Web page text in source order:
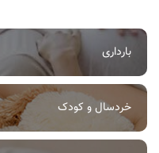
بارداری
خردسال و کودک